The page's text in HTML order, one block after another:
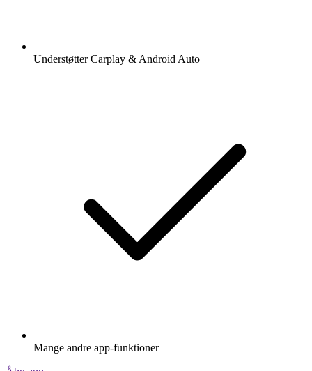
Understøtter Carplay & Android Auto
Mange andre app-funktioner